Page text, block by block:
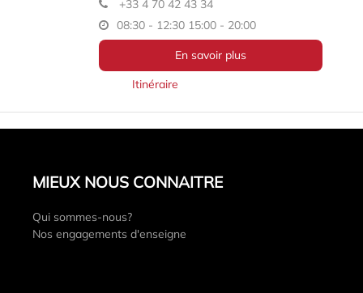
+33 4 70 42 43 34
08:30 - 12:30 15:00 - 20:00
En savoir plus
Itinéraire
MIEUX NOUS CONNAITRE
Qui sommes-nous?
Nos engagements d'enseigne